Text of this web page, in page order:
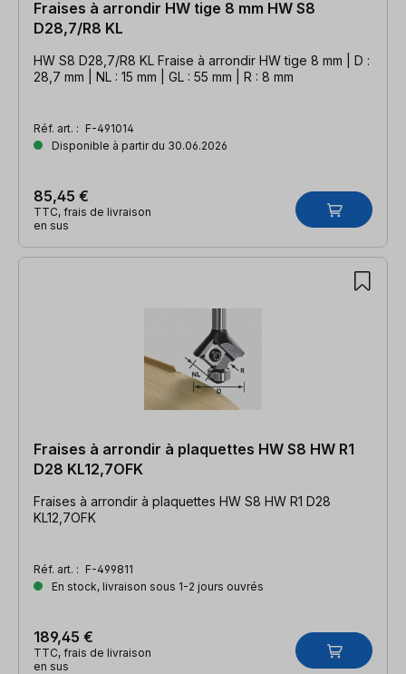
Fraises à arrondir HW tige 8 mm HW S8
D28,7/R8 KL
HW S8 D28,7/R8 KL Fraise à arrondir HW tige 8 mm | D :
28,7 mm | NL : 15 mm | GL : 55 mm | R : 8 mm
Réf. art. : F-491014
Disponible à partir du 30.06.2026
85,45 €
TTC, frais de livraison
en sus
Fraises à arrondir à plaquettes HW S8 HW R1
D28 KL12,7OFK
Fraises à arrondir à plaquettes HW S8 HW R1 D28
KL12,7OFK
Réf. art. : F-499811
En stock, livraison sous 1-2 jours ouvrés
189,45 €
TTC, frais de livraison
en sus